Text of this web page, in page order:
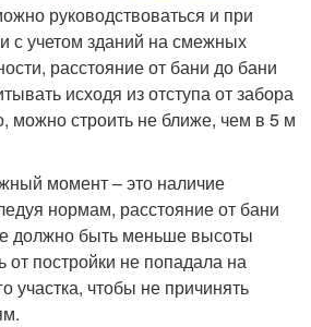
руководствоваться и при
с учетом зданий на смежных
расстояние от бани до бани
исходя из отступа от забора
можно строить не ближе, чем в 5 м
момент – это наличие
нормам, расстояние от бани
должно быть меньше высоты
от постройки не попадала на
участка, чтобы не причинять